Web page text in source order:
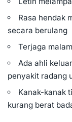
Rasa hendak
secara berulang
Terjaga
Ada ahli
penyakit radang
Kanak-kanak
kurang berat